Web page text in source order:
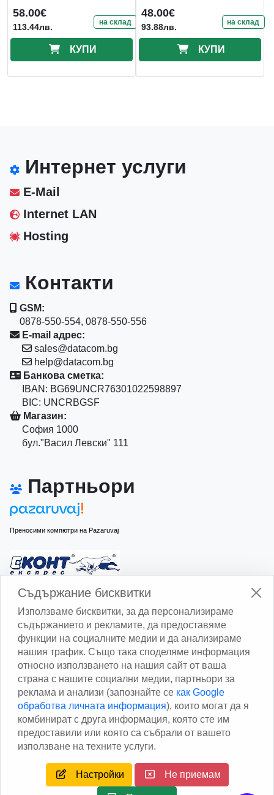
58.00€
113.44лв. на склад
КУПИ
48.00€
93.88лв. на склад
КУПИ
Интернет услуги
E-Mail
Internet LAN
Hosting
Контакти
GSM:
0878-550-554, 0878-550-556
E-mail адрес:
sales@datacom.bg
help@datacom.bg
Банкова сметка:
IBAN: BG69UNCR76301022598897
BIC: UNCRBGSF
Магазин:
София 1000
бул."Васил Левски" 111
Партньори
Преносими компютри на Pazaruvaj
Изчисли доставката с Еконт
Изчисли доставката със Спиди
Facebook
Съдържание бисквитки
Използваме бисквитки, за да персонализираме
съдържанието и рекламите, да предоставяме
функции на социалните медии и да анализираме
нашия трафик. Също така споделяме информация
относно използването на нашия сайт от ваша
страна с нашите социални медии, партньори за
реклама и анализи (запознайте се как Google
обработва личната информация), които могат да я
комбинират с друга информация, която сте им
предоставили или която са събрали от вашето
използване на техните услуги.
Настройки Не приемам
Copyright © 2013 - 2026Дейтаком ООДAuthor